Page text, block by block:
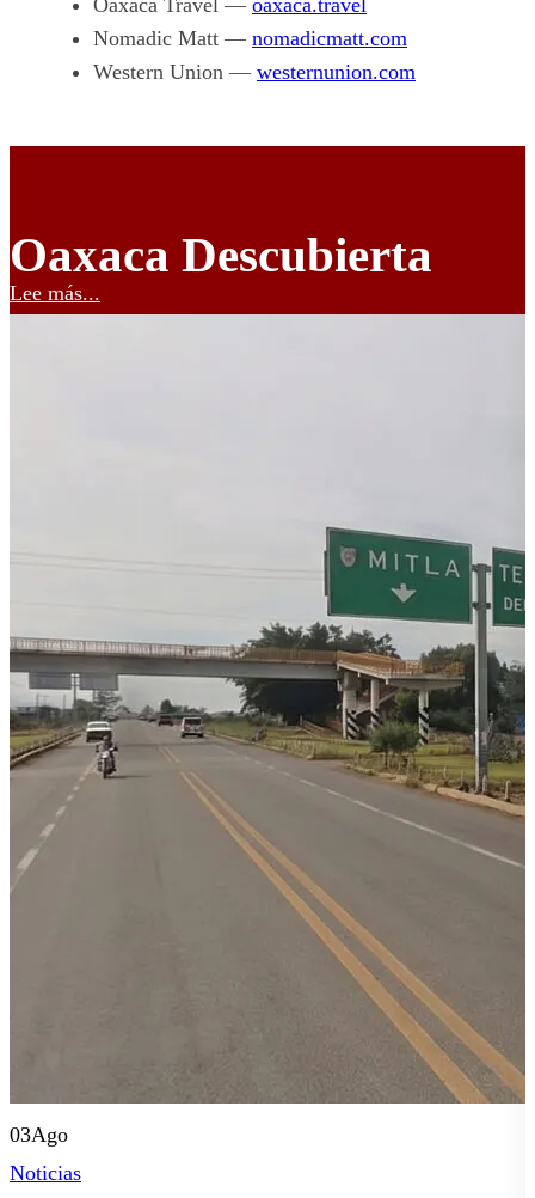
Nomadic Matt — nomadicmatt.com
Western Union — westernunion.com
Oaxaca Descubierta
Lee más...
03Ago
Noticias